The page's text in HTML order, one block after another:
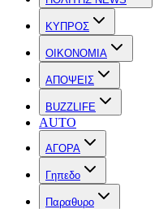
ΚΥΠΡΟΣ
OIKONOMIA
ΑΠΟΨΕΙΣ
BUZZLIFE
AUTO
ΑΓΟΡΑ
Γηπεδο
Παραθυρο